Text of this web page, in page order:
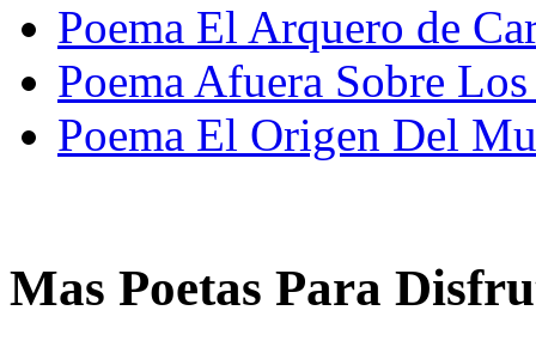
Poema El Arquero de
Poema Afuera Sobre
Poema El Origen Del
Mas Poetas Para